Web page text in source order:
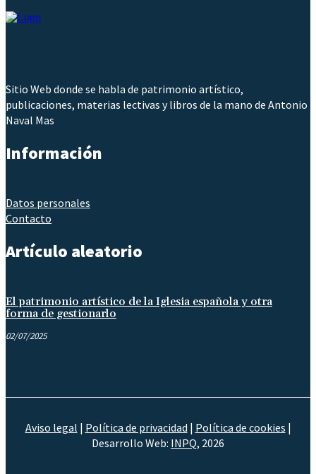
Sitio Web donde se habla de patrimonio artístico,
publicaciones, materias lectivas y libros de la mano de Antonio
Naval Mas
Información
Datos personales
Contacto
Artículo aleatorio
El patrimonio artístico de la Iglesia española y otra
forma de gestionarlo
02/07/2025
Aviso legal | Política de privacidad | Política de cookies |
Desarrollo Web: INPQ, 2026